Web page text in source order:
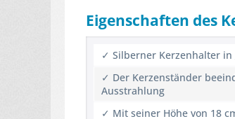
Eigenschaften des
✓ Silberner Kerzenhalter in
✓ Der Kerzenständer
Ausstrahlung
✓ Mit seiner Höhe von 18